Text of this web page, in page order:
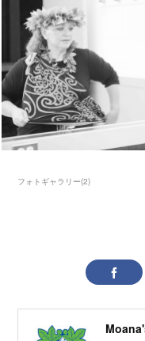
フォトギャラリー(2)